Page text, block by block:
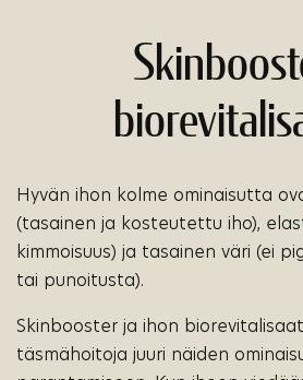
Hyvän ihon kolme ominaisutta
(tasainen ja kosteutettu iho),
kimmoisuus) ja tasainen väri (ei
tai punoitusta).
Skinbooster ja ihon
täsmähoitoja juuri näiden